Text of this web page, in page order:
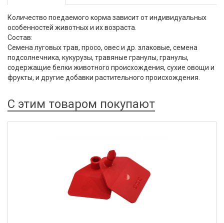
Количество поедаемого корма зависит от индивидуальных
особенностей животных и их возраста.
Состав:
Семена луговых трав, просо, овес и др. злаковые, семена
подсолнечника, кукурузы, травяные гранулы, гранулы,
содержащие белки животного происхождения, сухие овощи и
фрукты, и другие добавки растительного происхождения.
С этим товаром покупают